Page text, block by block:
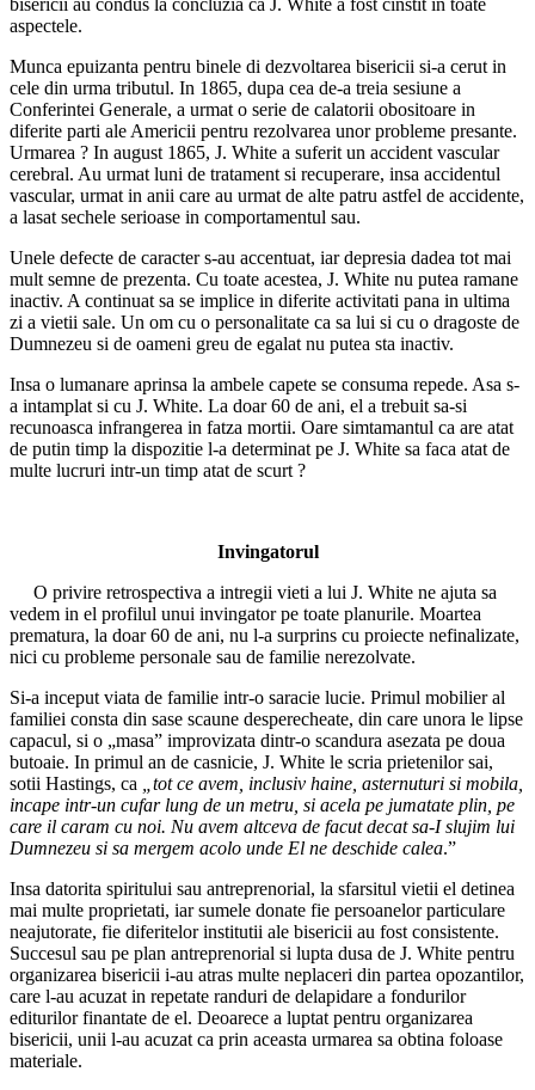
bisericii au condus la concluzia ca J. White a fost cinstit in toate
aspectele.
Munca epuizanta pentru binele di dezvoltarea bisericii si-a cerut in
cele din urma tributul. In 1865, dupa cea de-a treia sesiune a
Conferintei Generale, a urmat o serie de calatorii obositoare in
diferite parti ale Americii pentru rezolvarea unor probleme presante.
Urmarea ? In august 1865, J. White a suferit un accident vascular
cerebral. Au urmat luni de tratament si recuperare, insa accidentul
vascular, urmat in anii care au urmat de alte patru astfel de accidente,
a lasat sechele serioase in comportamentul sau.
Unele defecte de caracter s-au accentuat, iar depresia dadea tot mai
mult semne de prezenta. Cu toate acestea, J. White nu putea ramane
inactiv. A continuat sa se implice in diferite activitati pana in ultima
zi a vietii sale. Un om cu o personalitate ca sa lui si cu o dragoste de
Dumnezeu si de oameni greu de egalat nu putea sta inactiv.
Insa o lumanare aprinsa la ambele capete se consuma repede. Asa s-
a intamplat si cu J. White. La doar 60 de ani, el a trebuit sa-si
recunoasca infrangerea in fatza mortii. Oare simtamantul ca are atat
de putin timp la dispozitie l-a determinat pe J. White sa faca atat de
multe lucruri intr-un timp atat de scurt ?
Invingatorul
O privire retrospectiva a intregii vieti a lui J. White ne ajuta sa
vedem in el profilul unui invingator pe toate planurile. Moartea
prematura, la doar 60 de ani, nu l-a surprins cu proiecte nefinalizate,
nici cu probleme personale sau de familie nerezolvate.
Si-a inceput viata de familie intr-o saracie lucie. Primul mobilier al
familiei consta din sase scaune desperecheate, din care unora le lipse
capacul, si o „masa” improvizata dintr-o scandura asezata pe doua
butoaie. In primul an de casnicie, J. White le scria prietenilor sai,
sotii Hastings, ca
„tot ce avem, inclusiv haine, asternuturi si mobila,
incape intr-un cufar lung de un metru, si acela pe jumatate plin, pe
care il caram cu noi. Nu avem altceva de facut decat sa-I slujim lui
Dumnezeu si sa mergem acolo unde El ne deschide calea.”
Insa datorita spiritului sau antreprenorial, la sfarsitul vietii el detinea
mai multe proprietati, iar sumele donate fie persoanelor particulare
neajutorate, fie diferitelor institutii ale bisericii au fost consistente.
Succesul sau pe plan antreprenorial si lupta dusa de J. White pentru
organizarea bisericii i-au atras multe neplaceri din partea opozantilor,
care l-au acuzat in repetate randuri de delapidare a fondurilor
editurilor finantate de el. Deoarece a luptat pentru organizarea
bisericii, unii l-au acuzat ca prin aceasta urmarea sa obtina foloase
materiale.